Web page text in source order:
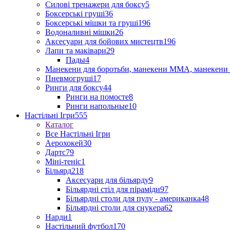
Силові тренажери для боксу5
Боксерські груші36
Боксерські мішки та груші196
Водоналивні мішки26
Аксесуари для бойових мистецтв196
Лапи та маківари29
Пады4
Манекени для боротьби, манекени ММА, манекени
Пневмогруші17
Ринги для боксу44
Ринги на помосте8
Ринги напольные10
Настільні Ігри555
Каталог
Все Настільні Ігри
Аерохокей30
Дартс79
Міні-теніс1
Більярд218
Аксесуари для більярду9
Більярдні стіл для піраміди97
Більярдні столи для пулу - американка48
Більярдні столи для снукера62
Нарди1
Настільний футбол170